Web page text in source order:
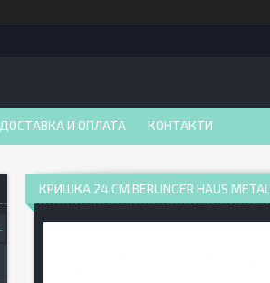
ДОСТАВКА И ОПЛАТА КОНТАКТИ
КРИШКА 24 СМ BERLINGER HAUS